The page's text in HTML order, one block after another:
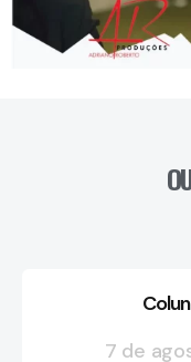
7 de